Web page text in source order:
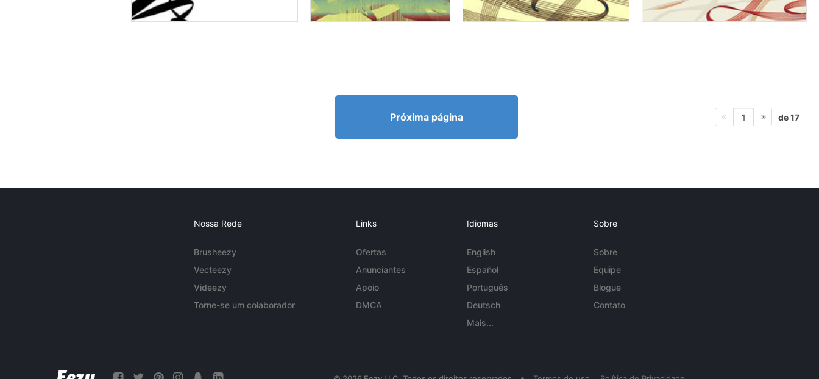
Próxima página 1 de 17
Nossa Rede
Brusheezy
Vecteezy
Videezy
Torne-se um colaborador
Links
Ofertas
Anunciantes
Apoio
DMCA
Idiomas
English
Español
Português
Deutsch
Mais...
Sobre
Sobre
Equipe
Blogue
Contato